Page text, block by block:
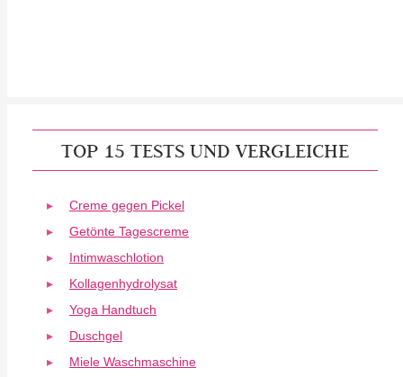
TOP 15 TESTS UND VERGLEICHE
Creme gegen Pickel
Getönte Tagescreme
Intimwaschlotion
Kollagenhydrolysat
Yoga Handtuch
Duschgel
Miele Waschmaschine